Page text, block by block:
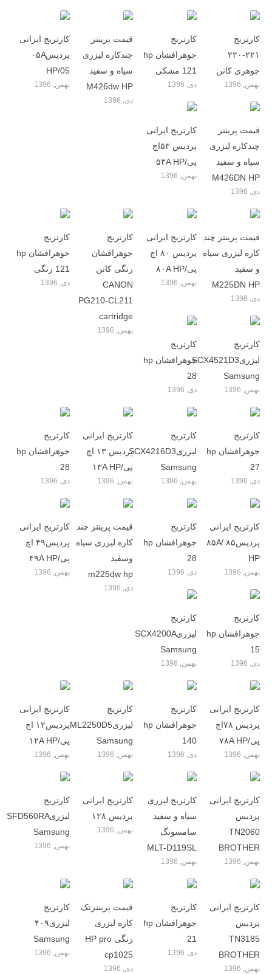
کارتریج ایرانی
پردیس۰۵A
HP/05
بهمن, 1396
قیمت پرینتر
چندکاره لیزری
سیاه و سفید
M426dw HP
دی, 1396
کارتریج
جوهرافشان hp
121 مشکی
دی, 1396
کارتریج
۲۲۱-۲۲۰
جوهری کانن
بهمن, 1396
کارتریج ایرانی
پردیس ۵۳اچ
پی/۵۳A HP
بهمن, 1396
قیمت پرینتر
چندکاره لیزری
سیاه و سفید
M426DN HP
دی, 1396
کارتریج
جوهرافشان hp
121 رنگی
دی, 1396
کارتریج
جوهرافشان
رنگی کانن
CANON
PG210-CL211
cartridge
بهمن, 1396
کارتریج ایرانی
پردیس ۸۰ اچ
پی/۸۰A HP
بهمن, 1396
قیمت پرینتر چند
کاره لیزری سیاه
و سفید
M225DN HP
دی, 1396
کارتریج
جوهرافشان hp
28
دی, 1396
کارتریج
لیزریSCX4521D3
Samsung
بهمن, 1396
کارتریج
جوهرافشان hp
28
دی, 1396
کارتریج ایرانی
پردیس ۱۳ اچ
پی/۱۳A HP
بهمن, 1396
کارتریج
لیزریSCX4216D3
Samsung
بهمن, 1396
کارتریج
جوهرافشان hp
27
دی, 1396
کارتریج ایرانی
پردیس۴۹ اچ
پی/۴۹A HP
بهمن, 1396
قیمت پرینتر چند
کاره لیزری سیاه
وسفید
m225dw hp
دی, 1396
کارتریج
جوهرافشان hp
28
دی, 1396
کارتریج ایرانی
پردیس۸۵ /۸۵A
HP
بهمن, 1396
کارتریج
لیزریSCX4200A
Samsung
بهمن, 1396
کارتریج
جوهرافشان hp
15
دی, 1396
کارتریج ایرانی
پردیس۱۲ اچ
پی/۱۲A HP
بهمن, 1396
کارتریج
لیزریML2250D5
Samsung
بهمن, 1396
کارتریج
جوهرافشان hp
140
دی, 1396
کارتریج ایرانی
پردیس ۷۸اچ
پی/۷۸A HP
بهمن, 1396
کارتریج
لیزریSFD560RA
Samsung
بهمن, 1396
کارتریج ایرانی
پردیس ۱۲۸
بهمن, 1396
کارتریج لیزری
سیاه و سفید
سامسونگ
MLT-D119SL
بهمن, 1396
کارتریج ایرانی
پردیس
TN2060
BROTHER
بهمن, 1396
کارتریج
لیزری۴۰۹
Samsung
بهمن, 1396
قیمت پرینترتک
کاره لیزری
رنگی HP pro
cp1025
دی, 1396
کارتریج
جوهرافشان hp
21
دی, 1396
کارتریج ایرانی
پردیس
TN3185
BROTHER
بهمن, 1396